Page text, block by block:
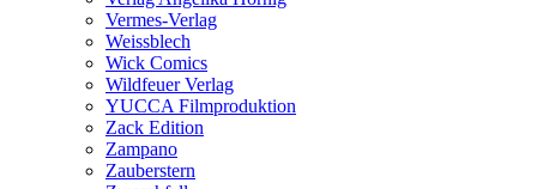
Vermes-Verlag
Weissblech
Wick Comics
Wildfeuer Verlag
YUCCA Filmproduktion
Zack Edition
Zampano
Zauberstern